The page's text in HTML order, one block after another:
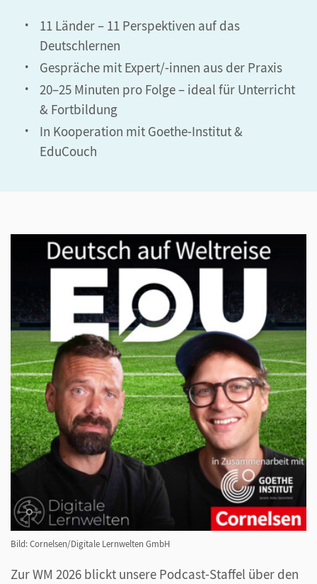
11 Länder – 11 Perspektiven auf das
Deutschlernen
Gespräche mit Expert/-innen aus der Praxis
20–25 Minuten pro Folge – ideal für Unterricht
& Fortbildung
In Kooperation mit Goethe-Institut &
EduCouch
Bild: Cornelsen/Digitale Lernwelten GmbH
Zur WM 2026 blickt unsere Podcast-Staffel über den